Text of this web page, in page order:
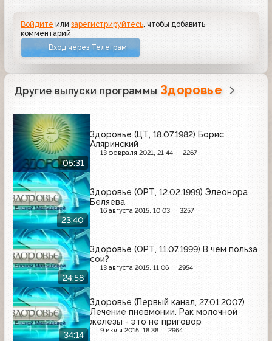
Войдите илизарегистрируйтесь , чтобы добавить
комментарий
Вход через Телеграм
Другие выпуски программы Здоровье
05:31
Здоровье (ЦТ, 18.07.1982) Борис
Аляринский
13 февраля 2021, 21:44 2267
23:40
Здоровье (ОРТ, 12.02.1999) Элеонора
Беляева
16 августа 2015, 10:03 3257
24:58
Здоровье (ОРТ, 11.07.1999) В чем польза
сои?
13 августа 2015, 11:06 2954
34:14
Здоровье (Первый канал, 27.01.2007)
Лечение пневмонии. Рак молочной
железы - это не приговор
9 июля 2015, 18:38 2964